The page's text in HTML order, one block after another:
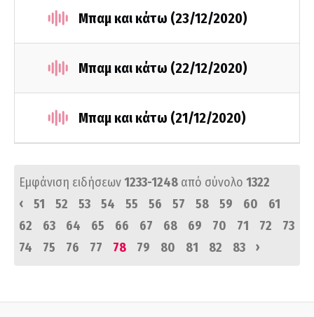
Μπαμ και κάτω (23/12/2020)
Μπαμ και κάτω (22/12/2020)
Μπαμ και κάτω (21/12/2020)
Εμφάνιση ειδήσεων1233-1248 από σύνολο 1322
‹
51 52 53 54 55 56 57 58 59 60
61
62
63 64 65 66 67 68 69 70 71 72
73
74
75 76 77 78 79 80 81 82 83 ›